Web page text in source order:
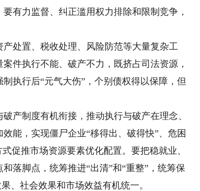
有力监督、纠正滥用权力排除和限制竞争，
处置、税收处理、风险防范等大量复杂工
件执行不能、破产不力，既挤占司法资源，
执行后“元气大伤”，个别债权得以保障，但
制度有机衔接，推动执行与破产在理念、
能，实现僵尸企业“移得出、破得快”、危困
促推市场资源要素优化配置。要把稳就业、
落脚点，统筹推进“出清”和“重整”，统筹保
、社会效果和市场效益有机统一。